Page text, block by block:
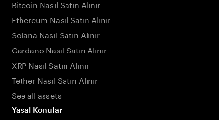
Bitcoin Nasıl Satın Alınır
Ethereum Nasıl Satın Alınır
Solana Nasıl Satın Alınır
Cardano Nasıl Satın Alınır
XRP Nasıl Satın Alınır
Tether Nasıl Satın Alınır
See all assets
Yasal Konular